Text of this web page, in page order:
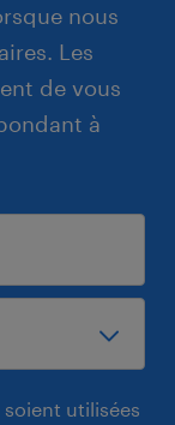
nous
Les
de vous
à
utilisées